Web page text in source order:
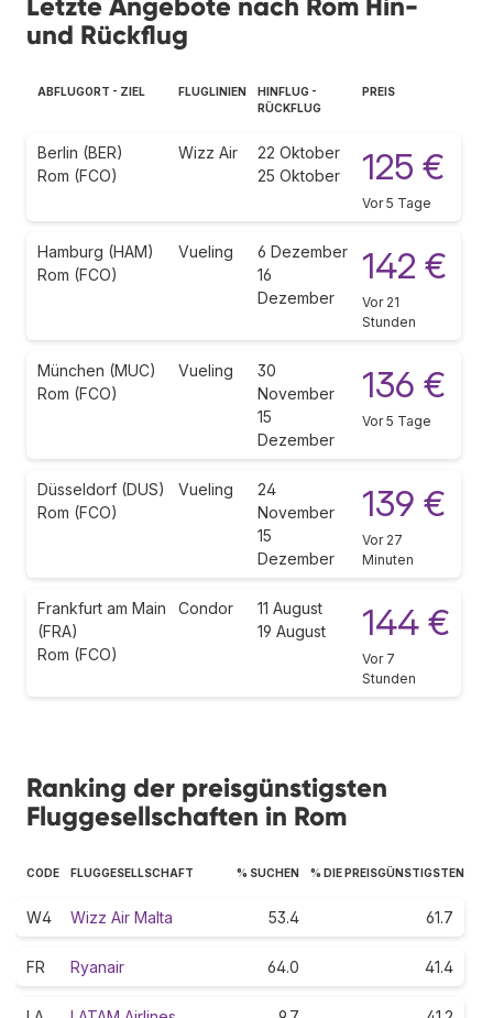
und Rückflug
ABFLUGORT - ZIEL FLUGLINIEN
HINFLUG -
RÜCKFLUG
PREIS
Berlin (BER)
Rom (FCO)
Wizz Air
22 Oktober
25 Oktober
125 €
Vor 5 Tage
Hamburg (HAM)
Rom (FCO)
Vueling
6 Dezember
16
Dezember
142 €
Vor 21
Stunden
München (MUC)
Rom (FCO)
Vueling
30
November
15
Dezember
136 €
Vor 5 Tage
Düsseldorf (DUS)
Rom (FCO)
Vueling
24
November
15
Dezember
139 €
Vor 27
Minuten
Frankfurt am Main
(FRA)
Rom (FCO)
Condor
11 August
19 August
144 €
Vor 7
Stunden
Ranking der preisgünstigsten
Fluggesellschaften in Rom
CODE FLUGGESELLSCHAFT % SUCHEN % DIE PREISGÜNSTIGSTEN
W4 Wizz Air Malta 53.4 61.7
FR Ryanair 64.0 41.4